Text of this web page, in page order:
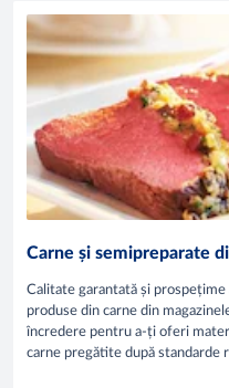
Carne și semipreparate
Calitate garantată și prospețime
produse din carne din
încredere pentru a-ți oferi
carne pregătite după standarde